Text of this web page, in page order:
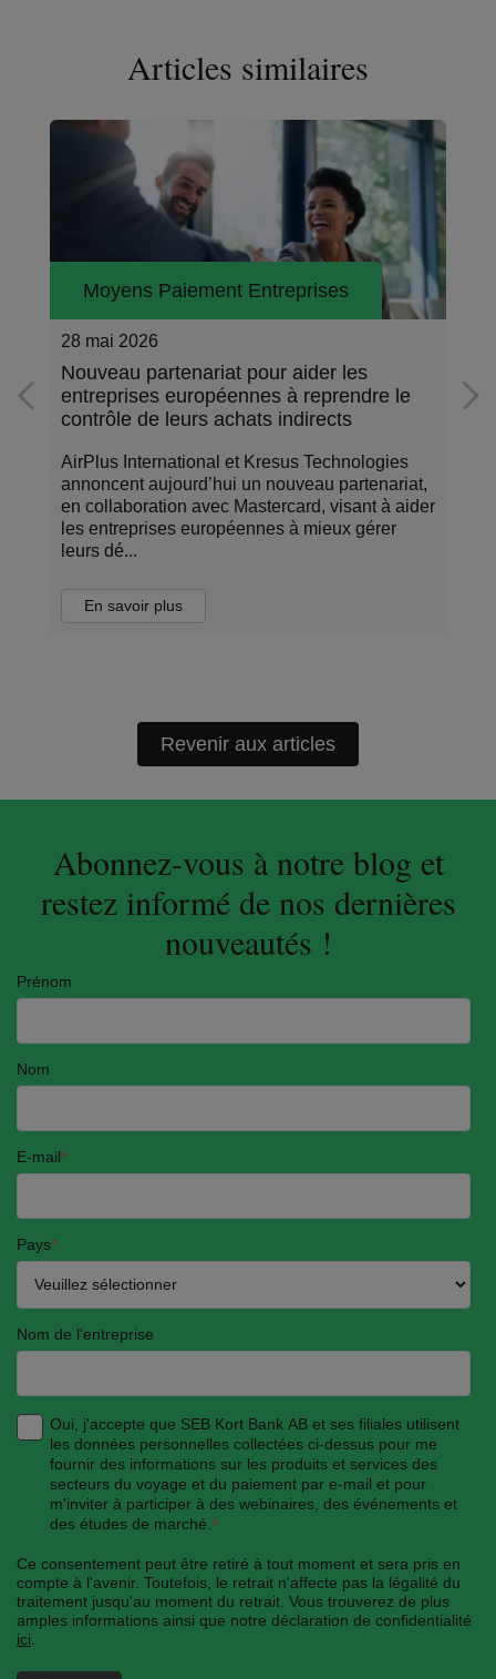
Articles similaires
Moyens Paiement Entreprises
28 mai 2026
Nouveau partenariat pour aider les
entreprises européennes à reprendre le
contrôle de leurs achats indirects
AirPlus International et Kresus Technologies
annoncent aujourd’hui un nouveau partenariat,
en collaboration avec Mastercard, visant à aider
les entreprises européennes à mieux gérer
leurs dé...
En savoir plus
Revenir aux articles
Abonnez-vous à notre blog et
restez informé de nos dernières
nouveautés !
Prénom
Nom
E-mail*
Pays*
Nom de l'entreprise
Oui, j'accepte que SEB Kort Bank AB et ses filiales utilisent
les données personnelles collectées ci-dessus pour me
fournir des informations sur les produits et services des
secteurs du voyage et du paiement par e-mail et pour
m'inviter à participer à des webinaires, des événements et
des études de marché. *
Ce consentement peut être retiré à tout moment et sera pris en
compte à l'avenir. Toutefois, le retrait n'affecte pas la légalité du
traitement jusqu'au moment du retrait. Vous trouverez de plus
amples informations ainsi que notre déclaration de confidentialité
ici